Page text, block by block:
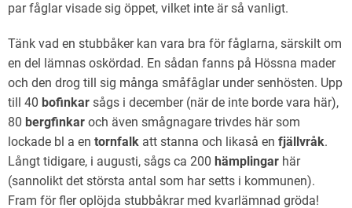
par fåglar visade sig öppet, vilket inte är så vanligt.
Tänk vad en stubbåker kan vara bra för fåglarna, särskilt om
en del lämnas oskördad. En sådan fanns på Hössna mader
och den drog till sig många småfåglar under senhösten. Upp
till 40 bofinkar sågs i december (när de inte borde vara här),
80 bergfinkar och även smågnagare trivdes här som
lockade bl a en tornfalk att stanna och likaså en fjällvråk.
Långt tidigare, i augusti, sågs ca 200 hämplingar här
(sannolikt det största antal som har setts i kommunen).
Fram för fler oplöjda stubbåkrar med kvarlämnad gröda!